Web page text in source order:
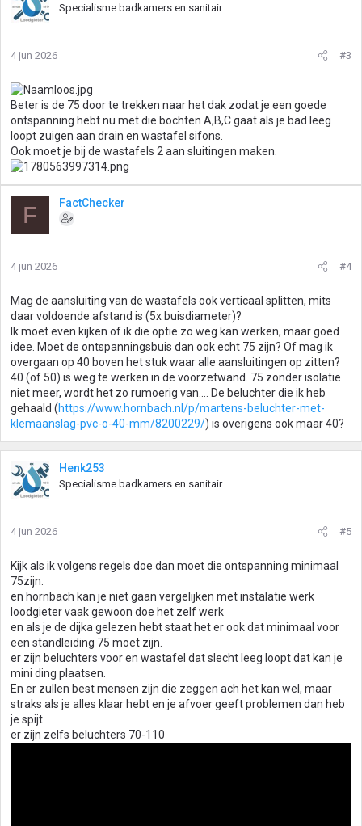
Specialisme badkamers en sanitair
4 jun 2026 #3
Beter is de 75 door te trekken naar het dak zodat je een goede
ontspanning hebt nu met die bochten A,B,C gaat als je bad leeg
loopt zuigen aan drain en wastafel sifons.
Ook moet je bij de wastafels 2 aan sluitingen maken.
F FactChecker
4 jun 2026 #4
Mag de aansluiting van de wastafels ook verticaal splitten, mits
daar voldoende afstand is (5x buisdiameter)?
Ik moet even kijken of ik die optie zo weg kan werken, maar goed
idee. Moet de ontspanningsbuis dan ook echt 75 zijn? Of mag ik
overgaan op 40 boven het stuk waar alle aansluitingen op zitten?
40 (of 50) is weg te werken in de voorzetwand. 75 zonder isolatie
niet meer, wordt het zo rumoerig van.... De beluchter die ik heb
gehaald (https://www.hornbach.nl/p/martens-beluchter-met-
klemaanslag-pvc-o-40-mm/8200229/) is overigens ook maar 40?
Henk253
Specialisme badkamers en sanitair
4 jun 2026 #5
Kijk als ik volgens regels doe dan moet die ontspanning minimaal
75zijn.
en hornbach kan je niet gaan vergelijken met instalatie werk
loodgieter vaak gewoon doe het zelf werk
en als je de dijka gelezen hebt staat het er ook dat minimaal voor
een standleiding 75 moet zijn.
er zijn beluchters voor en wastafel dat slecht leeg loopt dat kan je
mini ding plaatsen.
En er zullen best mensen zijn die zeggen ach het kan wel, maar
straks als je alles klaar hebt en je afvoer geeft problemen dan heb
je spijt.
er zijn zelfs beluchters 70-110